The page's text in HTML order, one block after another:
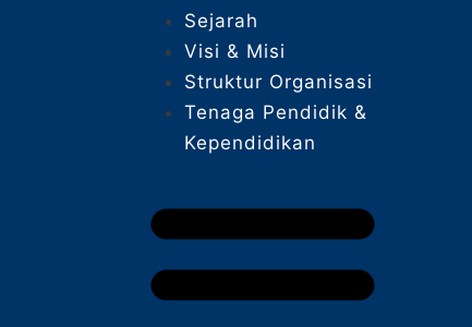
Sejarah
Visi & Misi
Struktur Organisasi
Tenaga Pendidik &
Kependidikan